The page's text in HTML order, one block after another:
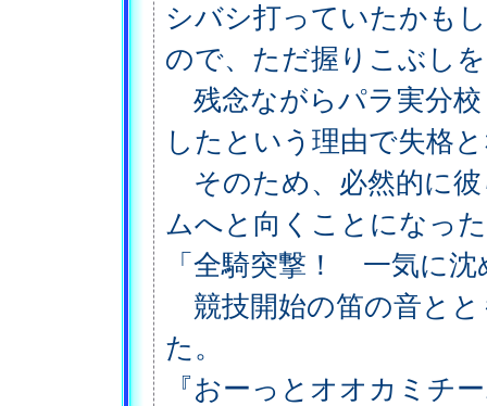
シバシ打っていたかも
ので、ただ握りこぶし
残念ながらパラ実分校
したという理由で失格
そのため、必然的に彼
ムへと向くことになっ
「全騎突撃！ 一気に
競技開始の笛の音と
た。
『おーっとオオカミチ